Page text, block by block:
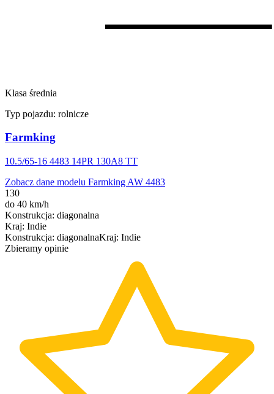
Klasa średnia
Typ pojazdu: rolnicze
Farmking
10.5/65-16 4483 14PR 130A8 TT
Zobacz dane modelu Farmking AW 4483
130
do 40 km/h
Konstrukcja: diagonalna
Kraj: Indie
Konstrukcja: diagonalnaKraj: Indie
Zbieramy opinie